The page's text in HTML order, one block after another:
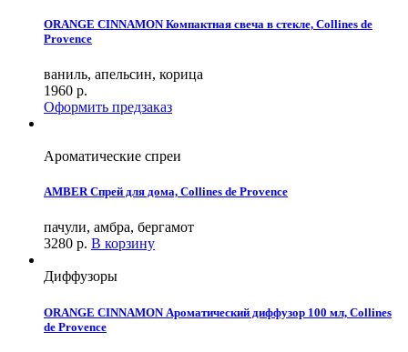
ORANGE CINNAMON Компактная свеча в стекле, Collines de
Provence
ваниль, апельсин, корица
1960 р.
Оформить предзаказ
Ароматические спреи
AMBER Спрей для дома, Collines de Provence
пачули, амбра, бергамот
3280 р. В корзину
Диффузоры
ORANGE CINNAMON Ароматический диффузор 100 мл, Collines
de Provence